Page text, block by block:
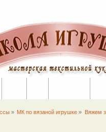
» МК по вязаной игрушке » Вяжем